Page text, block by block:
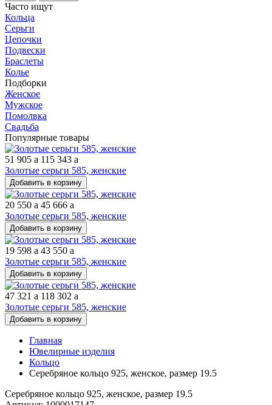
Часто ищут
Кольца
Серьги
Цепочки
Подвески
Браслеты
Колье
Подборки
Женское
Мужское
Помолвка
Свадьба
Популярные товары
51 905 a 115 343 a
Золотые серьги 585, женские
Добавить в корзину
20 550 a 45 666 a
Золотые серьги 585, женские
Добавить в корзину
19 598 a 43 550 a
Золотые серьги 585, женские
Добавить в корзину
47 321 a 118 302 a
Золотые серьги 585, женские
Добавить в корзину
Главная
Ювелирные изделия
Кольцо
Серебряное кольцо 925, женское, размер 19.5
Серебряное кольцо 925, женское, размер 19.5